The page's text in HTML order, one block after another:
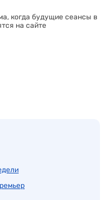
когда будущие сеансы в
на сайте